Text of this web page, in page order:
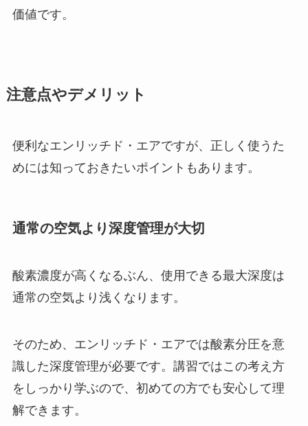
価値です。
注意点やデメリット
便利なエンリッチド・エアですが、正しく使うた
めには知っておきたいポイントもあります。
通常の空気より深度管理が大切
酸素濃度が高くなるぶん、使用できる最大深度は
通常の空気より浅くなります。
そのため、エンリッチド・エアでは酸素分圧を意
識した深度管理が必要です。講習ではこの考え方
をしっかり学ぶので、初めての方でも安心して理
解できます。